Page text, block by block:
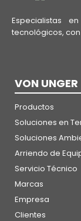
Especialistas
tecnológicos,
VON UNGER
Productos
Soluciones en
Soluciones
Arriendo de
Servicio Técnico
Marcas
Empresa
Clientes